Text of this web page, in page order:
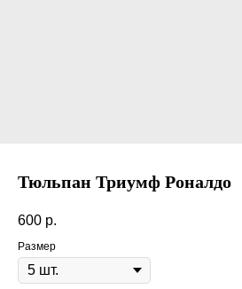
Тюльпан Триумф Роналдо
600 р.
Размер